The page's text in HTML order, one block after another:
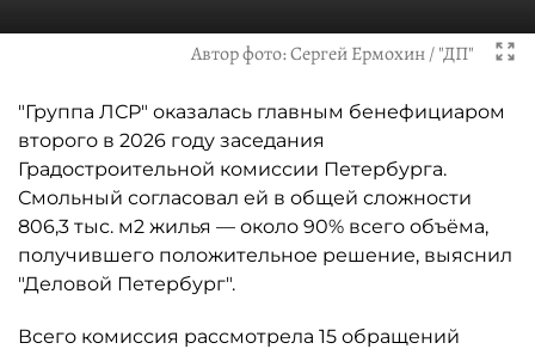
Автор фото:Сергей Ермохин / "ДП"
"Группа ЛСР" оказалась главным бенефициаром
второго в 2026 году заседания
Градостроительной комиссии Петербурга.
Смольный согласовал ей в общей сложности
806,3 тыс. м2 жилья — около 90% всего объёма,
получившего положительное решение, выяснил
"Деловой Петербург".
Всего комиссия рассмотрела 15 обращений